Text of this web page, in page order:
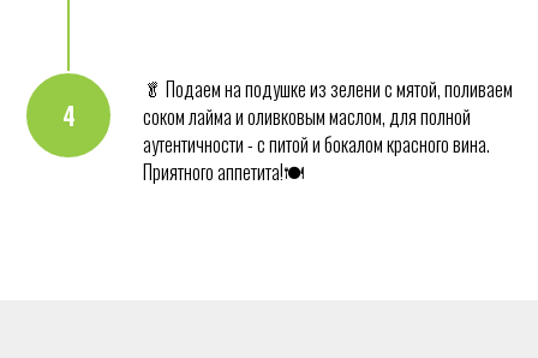
4
🥬 Подаем на подушке из зелени с мятой, поливаем
соком лайма и оливковым маслом, для полной
аутентичности - с питой и бокалом красного вина.
Приятного аппетита!🍽️